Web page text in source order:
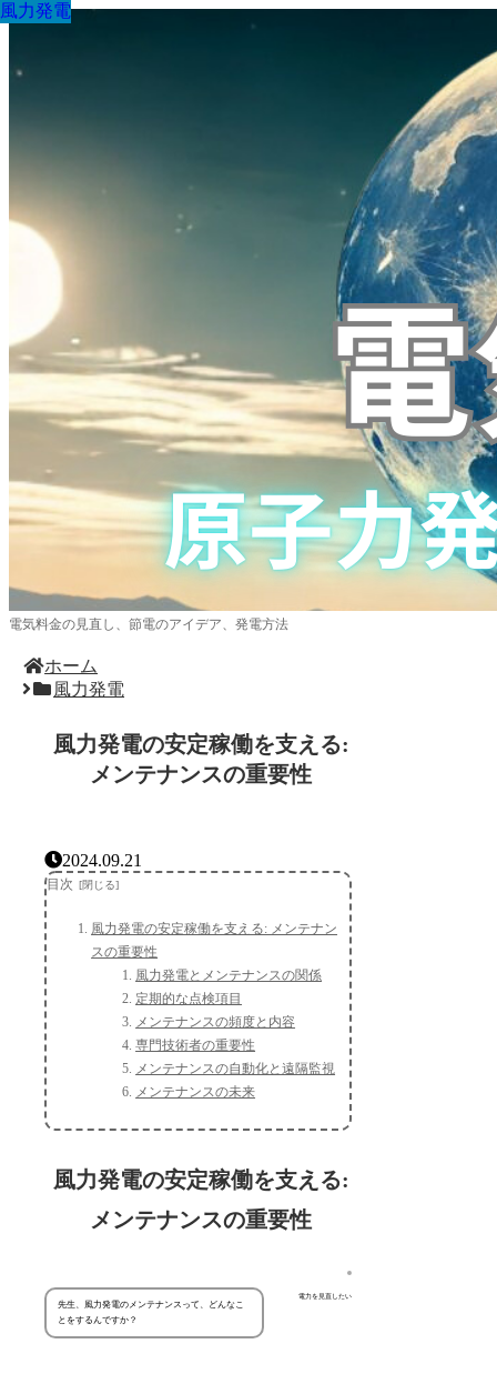
電気料金の見直し、節電のアイデア、発電方法
ホーム
風力発電
風力発電の安定稼働を支える:
メンテナンスの重要性
風力発電
2024.09.21
目次
風力発電の安定稼働を支える: メンテナン
スの重要性
風力発電とメンテナンスの関係
定期的な点検項目
メンテナンスの頻度と内容
専門技術者の重要性
メンテナンスの自動化と遠隔監視
メンテナンスの未来
風力発電の安定稼働を支える:
メンテナンスの重要性
電力を見直したい
先生、風力発電のメンテナンスって、どんなこ
とをするんですか？
風力発電
風力発電
風力発電
風力発電
風力発電
風力発電
風力発電
風力発電